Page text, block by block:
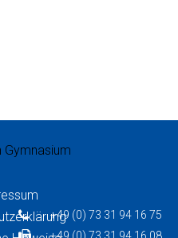
+49 (0) 73 31 94 16 75